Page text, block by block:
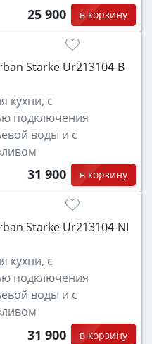
25 900 в корзину
Starke Ur213104-B
кухни, с
подключения
воды и с
31 900 в корзину
Starke Ur213104-NI
кухни, с
подключения
воды и с
31 900 в корзину